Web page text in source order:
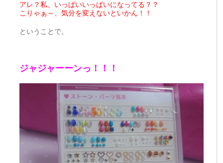
アレ？私、いっぱいいっぱいになってる？？
こりゃぁ～、気分を変えないといかん！！
ということで。
ジャジャーーンっ！！！